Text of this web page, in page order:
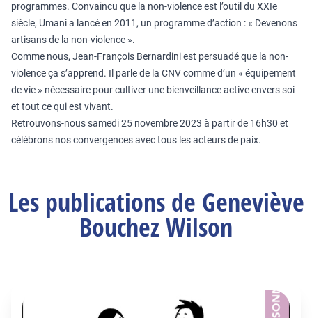
programmes. Convaincu que la non-violence est l’outil du XXIe
siècle, Umani a lancé en 2011, un programme d’action : « Devenons
artisans de la non-violence ».
Comme nous, Jean-François Bernardini est persuadé que la non-
violence ça s’apprend. Il parle de la CNV comme d’un « équipement
de vie » nécessaire pour cultiver une bienveillance active envers soi
et tout ce qui est vivant.
Retrouvons-nous samedi 25 novembre 2023 à partir de 16h30 et
célébrons nos convergences avec tous les acteurs de paix.
Les publications de Geneviève
Bouchez Wilson